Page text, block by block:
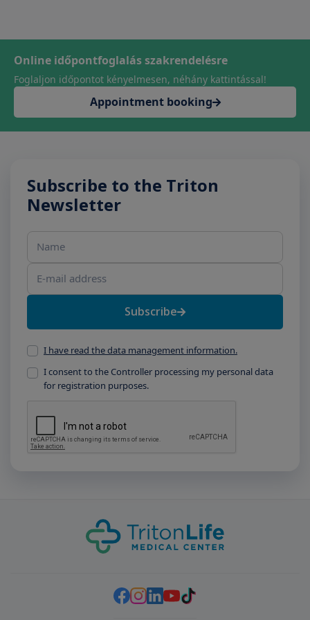
Online időpontfoglalás szakrendelésre
Foglaljon időpontot kényelmesen, néhány kattintással!
Appointment booking
Subscribe to the Triton
Newsletter
Name
E-mail address
Subscribe
I have read the data management information.
I consent to the Controller processing my personal data
for registration purposes.